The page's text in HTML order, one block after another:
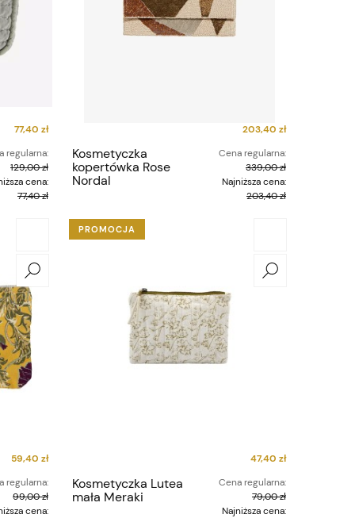
77,40 zł
regularna:
129,00 zł
cena:
77,40 zł
Kosmetyczka
kopertówka Rose
Nordal
203,40 zł
Cena regularna:
339,00 zł
Najniższa cena:
203,40 zł
59,40 zł
regularna:
99,00 zł
cena:
Kosmetyczka Lutea
mała Meraki
47,40 zł
Cena regularna:
79,00 zł
Najniższa cena:
PROMOCJA